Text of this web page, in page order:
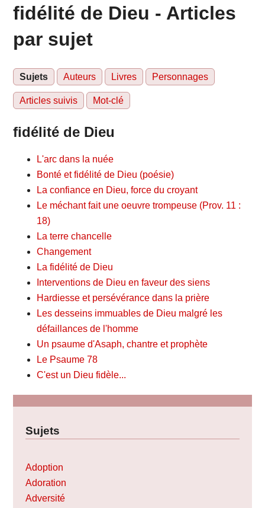
fidélité de Dieu - Articles
par sujet
Sujets Auteurs Livres Personnages
Articles suivis Mot-clé
fidélité de Dieu
L'arc dans la nuée
Bonté et fidélité de Dieu (poésie)
La confiance en Dieu, force du croyant
Le méchant fait une oeuvre trompeuse (Prov. 11 :
18)
La terre chancelle
Changement
La fidélité de Dieu
Interventions de Dieu en faveur des siens
Hardiesse et persévérance dans la prière
Les desseins immuables de Dieu malgré les
défaillances de l'homme
Un psaume d'Asaph, chantre et prophète
Le Psaume 78
C'est un Dieu fidèle...
Sujets
Adoption
Adoration
Adversité